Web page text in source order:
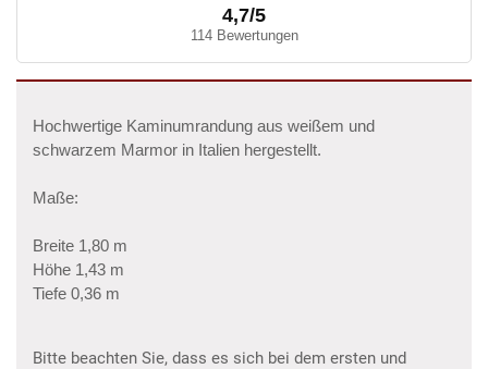
4,7/5
114 Bewertungen
Hochwertige Kaminumrandung aus weißem und
schwarzem Marmor in Italien hergestellt.
Maße:
Breite 1,80 m
Höhe 1,43 m
Tiefe 0,36 m
Bitte beachten Sie, dass es sich bei dem ersten und